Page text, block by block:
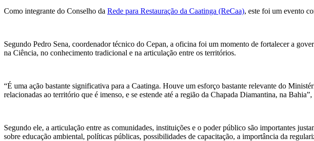
Como integrante do Conselho da Rede para Restauração da Caatinga (ReCaa), este foi um evento
Segundo Pedro Sena, coordenador técnico do Cepan, a oficina foi um momento de fortalecer a
na Ciência, no conhecimento tradicional e na articulação entre os territórios.
“É uma ação bastante significativa para a Caatinga. Houve um esforço bastante relevante do
relacionadas ao território que é imenso, e se estende até a região da Chapada Diamantina, na
Segundo ele, a articulação entre as comunidades, instituições e o poder público são importantes
sobre educação ambiental, políticas públicas, possibilidades de capacitação, a importância da